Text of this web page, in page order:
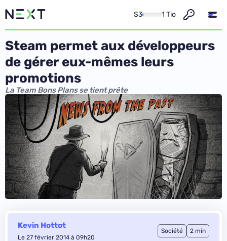
S3 1 Tio
Steam permet aux développeurs
de gérer eux-mêmes leurs
promotions
La Team Bons Plans se tient prête
Kevin Hottot
Le 27 février 2014 à 09h20
Société 2 min